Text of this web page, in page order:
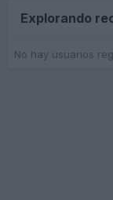
Explorando
No hay usuarios